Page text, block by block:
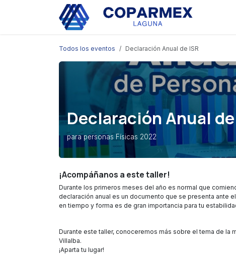
Todos los eventos Declaración Anual de ISR
Declaración Anual de
para personas Físicas 2022
¡Acompáñanos a este taller!
Durante los primeros meses del año es normal que
declaración anual es un documento que se presenta ante
en tiempo y forma es de gran importancia para tu
Durante este taller, conoceremos más sobre el tema de la
Villalba.
¡Aparta tu lugar!